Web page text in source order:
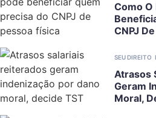
Como O
CNPJ
SEU DIREITO
Atrasos
Geram
Moral,